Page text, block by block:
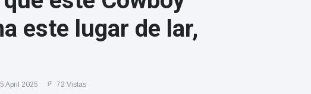
este lugar de lar,
April 2025 72 Vistas